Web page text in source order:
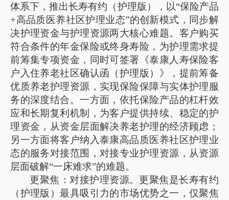
体系下，推出长寿有约（护理版），以“保险产品
+高品质医养社区护理业态”的创新模式，同步解
决护理资金与护理资源两大核心难题。客户购买
符合条件的年金保险或终身寿险，为护理需求提
前筹集专项资金，同时可签署《泰康人寿保险客
户入住养老社区确认函（护理版）》，提前筹备
优质养老护理资源，实现保险保障与实体护理服
务的深度结合。一方面，依托保险产品的杠杆效
应和长期复利机制，为客户提供持续、稳定的护
理资金，从资金层面解决养老护理的经济顾虑；
另一方面将客户纳入泰康高品质医养社区护理业
态的服务对接范围，对接专业护理资源，从资源
层面破解“一床难求”的难题。
更聚焦：对接护理资源。更聚焦是长寿有约
（护理版）最具吸引力的市场优势之一，仅聚焦